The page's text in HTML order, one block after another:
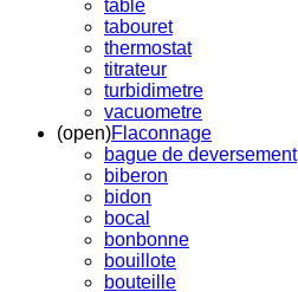
table
tabouret
thermostat
titrateur
turbidimetre
vacuometre
(open)Flaconnage
bague de deversement
biberon
bidon
bocal
bonbonne
bouillote
bouteille